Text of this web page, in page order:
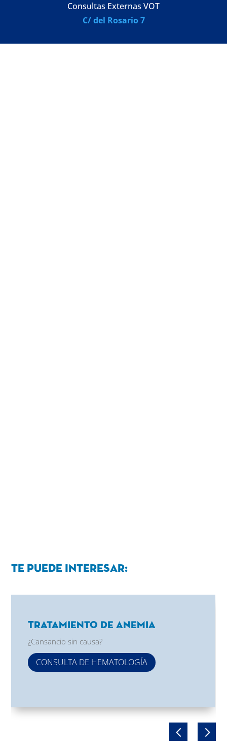
Consultas Externas VOT
C/ del Rosario 7
Te puede interesar:
Tratamiento de Anemia
¿Cansancio sin causa?
CONSULTA DE HEMATOLOGÍA